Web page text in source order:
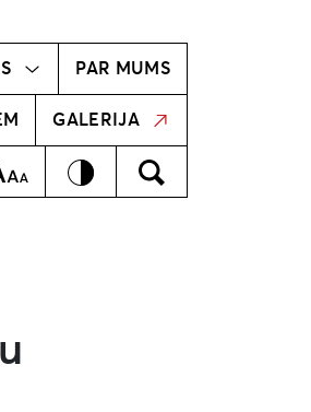
PAR MUMS
GALERIJA
izmērsKontrastsMeklēt
MEKLĒT